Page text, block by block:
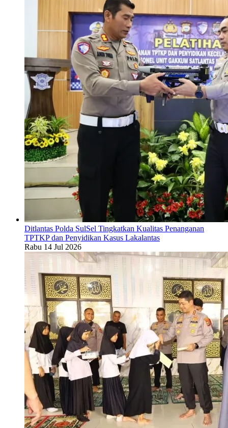
Ditlantas Polda SulSel Tingkatkan Kualitas Penanganan
TPTKP dan Penyidikan Kasus Lakalantas
Rabu 14 Jul 2026